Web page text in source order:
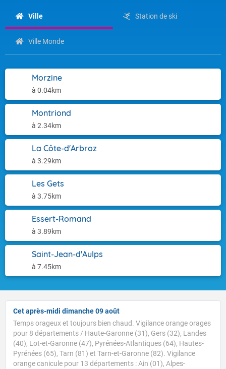
Ville Station de ski
Ville Monde
Morzine
à 0.04km
Montriond
à 2.34km
La Côte-d'Arbroz
à 3.29km
Les Gets
à 3.75km
Essert-Romand
à 3.89km
Saint-Jean-d'Aulps
à 7.45km
Cet après-midi dimanche 09 août
Temps orageux et toujours bien chaud. Vigilance orange orages
pour 8 départements / Haute-Garonne (31), Gers (32), Landes
(40), Lot-et-Garonne (47), Pyrénées-Atlantiques (64), Hautes-
Pyrénées (65), Tarn (81) et Tarn-et-Garonne (82). Vigilance
orange canicule pour 13 départements : Ain (01), Alpes-